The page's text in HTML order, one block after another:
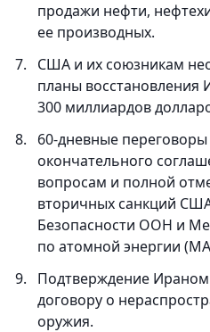
продажи нефти,
ее производных.
США и их союзникам
планы восстановления
300 миллиардов
60-дневные
окончательного
вопросам и полной
вторичных санкций
Безопасности ООН и
по атомной энергии
Подтверждение Ираном
договору о
оружия.